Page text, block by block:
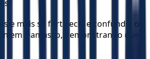
e mais se fortalecia e confundia os
em Damasco, demonstrando que